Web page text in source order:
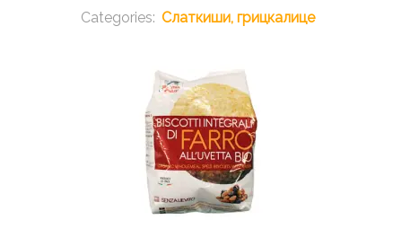
Слаткиши, грицкалице